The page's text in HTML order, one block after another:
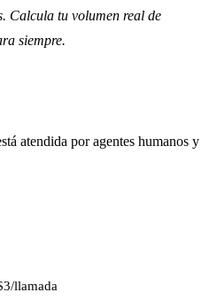
Calcula tu volumen real de
siempre.
atendida por agentes humanos y
llamada